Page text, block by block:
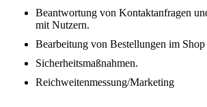
Beantwortung von Kontaktanfragen
mit Nutzern.
Bearbeitung von Bestellungen im Shop
Sicherheitsmaßnahmen.
Reichweitenmessung/Marketing